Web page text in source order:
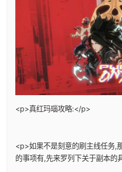
<p>真红玛瑙攻略:</p>
<p>如果不是刻意的刷主线任务,
的事项有,先来罗列下关于副本的